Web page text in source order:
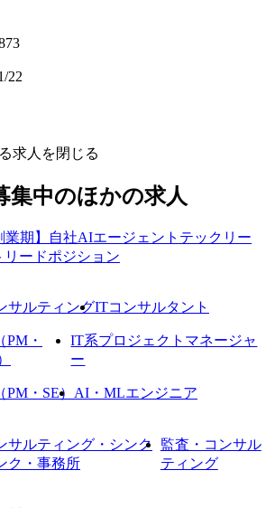
22
求人を閉じる
集中のほかの求人
業期】自社AIエージェントテックリー
リードポジション
サルティングITコンサルタント
PM・
IT系プロジェクトマネージャ
ー
PM・SE） AI・MLエンジニア
サルティング・シンク
ク・事務所
監査・コンサル
ティング